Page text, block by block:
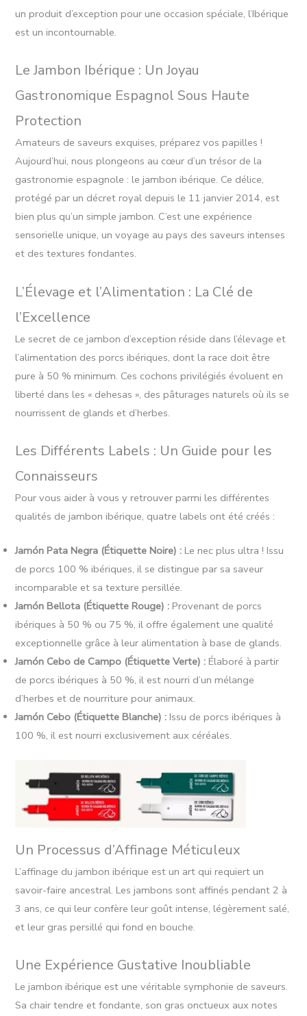
un produit d’exception pour une occasion spéciale, l’Ibérique
est un incontournable.
Le Jambon Ibérique : Un Joyau
Gastronomique Espagnol Sous Haute
Protection
Amateurs de saveurs exquises, préparez vos papilles !
Aujourd’hui, nous plongeons au cœur d’un trésor de la
gastronomie espagnole : le jambon ibérique. Ce délice,
protégé par un décret royal depuis le 11 janvier 2014, est
bien plus qu’un simple jambon. C’est une expérience
sensorielle unique, un voyage au pays des saveurs intenses
et des textures fondantes.
L’Élevage et l’Alimentation : La Clé de
l’Excellence
Le secret de ce jambon d’exception réside dans l’élevage et
l’alimentation des porcs ibériques, dont la race doit être
pure à 50 % minimum. Ces cochons privilégiés évoluent en
liberté dans les « dehesas », des pâturages naturels où ils se
nourrissent de glands et d’herbes.
Les Différents Labels : Un Guide pour les
Connaisseurs
Pour vous aider à vous y retrouver parmi les différentes
qualités de jambon ibérique, quatre labels ont été créés :
Jamón Pata Negra (Étiquette Noire) : Le nec plus ultra ! Issu
de porcs 100 % ibériques, il se distingue par sa saveur
incomparable et sa texture persillée.
Jamón Bellota (Étiquette Rouge) : Provenant de porcs
ibériques à 50 % ou 75 %, il offre également une qualité
exceptionnelle grâce à leur alimentation à base de glands.
Jamón Cebo de Campo (Étiquette Verte) : Élaboré à partir
de porcs ibériques à 50 %, il est nourri d’un mélange
d’herbes et de nourriture pour animaux.
Jamón Cebo (Étiquette Blanche) : Issu de porcs ibériques à
100 %, il est nourri exclusivement aux céréales.
Un Processus d’Affinage Méticuleux
L’affinage du jambon ibérique est un art qui requiert un
savoir-faire ancestral. Les jambons sont affinés pendant 2 à
3 ans, ce qui leur confère leur goût intense, légèrement salé,
et leur gras persillé qui fond en bouche.
Une Expérience Gustative Inoubliable
Le jambon ibérique est une véritable symphonie de saveurs.
Sa chair tendre et fondante, son gras onctueux aux notes